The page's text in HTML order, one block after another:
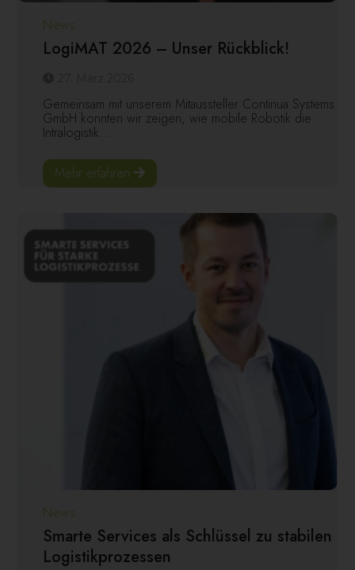
News
LogiMAT 2026 – Unser Rückblick!
Gemeinsam mit unserem Mitaussteller Continua Systems
GmbH konnten wir zeigen, wie mobile Robotik die
Intralogistik...
Mehr erfahren
News
Smarte Services als Schlüssel zu stabilen
Logistikprozessen